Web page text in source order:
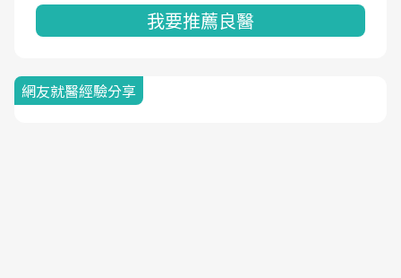
我要推薦良醫
網友就醫經驗分享